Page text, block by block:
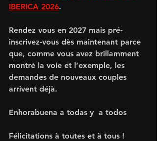
IBERICA 2026.
Rendez vous en 2027 mais pré-
inscrivez-vous dès maintenant parce
que, comme vous avez brillamment
montré la voie et l’exemple, les
demandes de nouveaux couples
arrivent déjà.
Enhorabuena a todas y  a todos
Félicitations à toutes et à tous !